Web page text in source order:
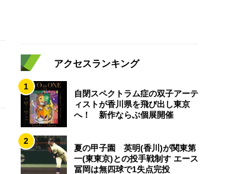
アクセスランキング
1
自閉スペクトラム症の双子アーテ
ィストが香川県を飛び出し東京
へ！ 新作ならぶ個展開催
2
夏の甲子園 英明(香川)が関東第
一(東東京)との投手戦制す エース
冨岡は無四球で1失点完投